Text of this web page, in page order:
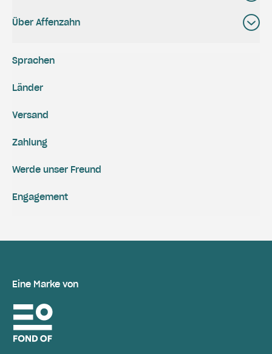
Über Affenzahn
Versand
Zahlung
Engagement
Werde unser Freund
Sprachen
Länder
Eine Marke von